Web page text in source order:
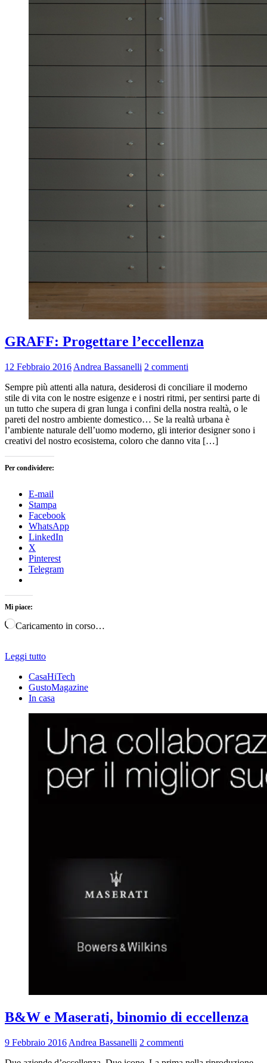
GRAFF: Progettare l’eccellenza
12 Febbraio 2016 Andrea Bassanelli 2 commenti
Sempre più attenti alla natura, desiderosi di conciliare il moderno
stile di vita con le nostre esigenze e i nostri ritmi, per sentirsi parte di
un tutto che supera di gran lunga i confini della nostra realtà, o le
pareti del nostro ambiente domestico… Se la realtà urbana è
l’ambiente naturale dell’uomo moderno, gli interior designer sono i
creativi del nostro ecosistema, coloro che danno vita […]
Per condividere:
E-mail
Stampa
Facebook
WhatsApp
LinkedIn
X
Pinterest
Telegram
Mi piace:
Caricamento in corso…
Leggi tutto
CasaHiTech
GustoMagazine
In casa
B&W e Maserati, binomio di eccellenza
9 Febbraio 2016 Andrea Bassanelli 2 commenti